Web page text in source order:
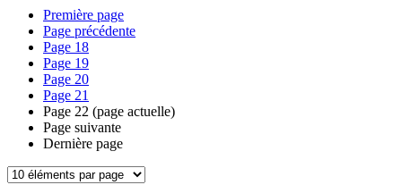
Première page
Page précédente
Page 18
Page 19
Page 20
Page 21
Page 22 (page actuelle)
Page suivante
Dernière page